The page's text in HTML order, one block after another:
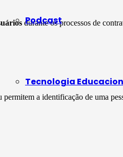
Podcast
Tecnologia
durante os processos de
a identificação de uma